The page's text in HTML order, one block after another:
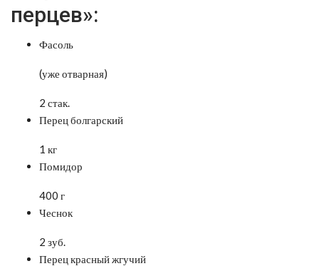
перцев»:
Фасоль
(уже отварная)
2 стак.
Перец болгарский
1 кг
Помидор
400 г
Чеснок
2 зуб.
Перец красный жгучий